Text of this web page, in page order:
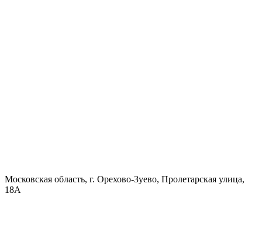
Московская область, г. Орехово-Зуево, Пролетарская улица,
18А